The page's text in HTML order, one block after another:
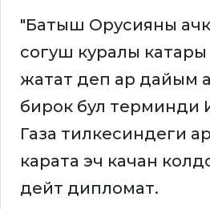
"Батыш Орусияны
согуш куралы
жатат деп ар дайым
бирок бул терминди
Газа тилкесиндеги
карата эч качан
дейт дипломат.